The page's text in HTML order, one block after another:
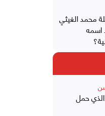
محمد الغيثي
اسمه
حمل